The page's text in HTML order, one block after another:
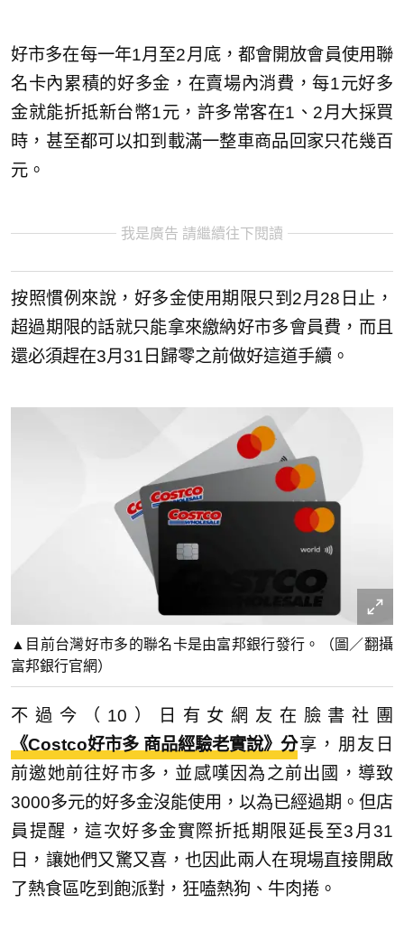
好市多在每一年1月至2月底，都會開放會員使用聯
名卡內累積的好多金，在賣場內消費，每1元好多
金就能折抵新台幣1元，許多常客在1、2月大採買
時，甚至都可以扣到載滿一整車商品回家只花幾百
元。
我是廣告 請繼續往下閱讀
按照慣例來說，好多金使用期限只到2月28日止，
超過期限的話就只能拿來繳納好市多會員費，而且
還必須趕在3月31日歸零之前做好這道手續。
▲目前台灣好市多的聯名卡是由富邦銀行發行。（圖／翻攝
富邦銀行官網）
不過今（10）日有女網友在臉書社團
《Costco好市多 商品經驗老實說》分享，朋友日
前邀她前往好市多，並感嘆因為之前出國，導致
3000多元的好多金沒能使用，以為已經過期。但店
員提醒，這次好多金實際折抵期限延長至3月31
日，讓她們又驚又喜，也因此兩人在現場直接開啟
了熱食區吃到飽派對，狂嗑熱狗、牛肉捲。